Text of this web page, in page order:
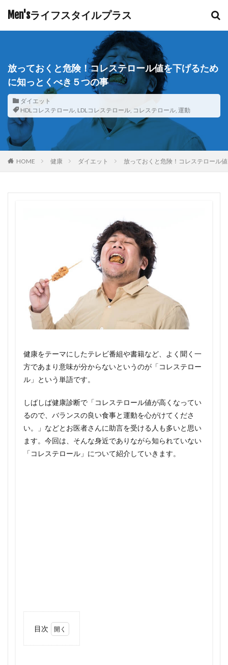
Men'sライフスタイルプラス
放っておくと危険！コレステロール値を下げるため
に知っとくべき５つの事
ダイエット
HDLコレステロール, LDLコレステロール, コレステロール, 運動
HOME 健康 ダイエット 放っておくと危険！コレステロール
健康をテーマにしたテレビ番組や書籍など、よく聞く一
方であまり意味が分からないというのが「コレステロー
ル」という単語です。
しばしば健康診断で「コレステロール値が高くなってい
るので、バランスの良い食事と運動を心がけてくださ
い。」などとお医者さんに助言を受ける人も多いと思い
ます。今回は、そんな身近でありながら知られていない
「コレステロール」について紹介していきます。
目次